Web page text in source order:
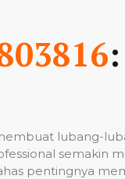
lubang-
semakin
pentingnya